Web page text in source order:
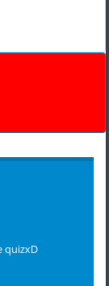
quizxD